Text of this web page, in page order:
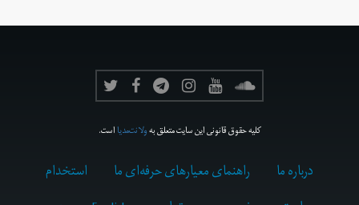
کلیه حقوق قانونی این سایت متعلق بهولانت‌مدیااست.
درباره ما راهنمای معیارهای حرفه‌ای ما
استخدام